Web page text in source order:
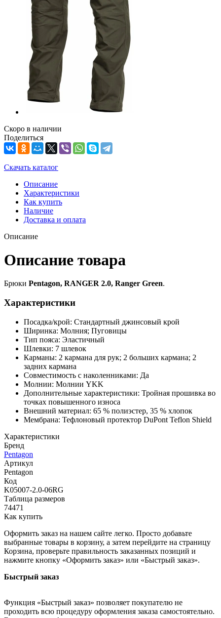
Скоро в наличии
Поделиться
Скачать каталог
Описание
Характеристики
Как купить
Наличие
Доставка и оплата
Описание
Описание товара
Брюки Pentagon, RANGER 2.0, Ranger Green.
Характеристики
Посадка/крой: Стандартный джинсовый крой
Ширинка: Молния; Пуговицы
Тип пояса: Эластичный
Шлевки: 7 шлевок
Карманы: 2 кармана для рук; 2 больших кармана; 2
задних кармана
Совместимость с наколенниками: Да
Молнии: Молнии YKK
Дополнительные характеристики: Тройная прошивка во
точках повышенного износа
Внешний материал: 65 % полиэстер, 35 % хлопок
Мембрана: Тефлоновый протектор DuPont Teflon Shield
Характеристики
Бренд
Pentagon
Артикул
Pentagon
Код
K05007-2.0-06RG
Таблица размеров
74471
Как купить
Оформить заказ на нашем сайте легко. Просто добавьте
выбранные товары в корзину, а затем перейдите на страницу
Корзина, проверьте правильность заказанных позиций и
нажмите кнопку «Оформить заказ» или «Быстрый заказ».
Быстрый заказ
Функция «Быстрый заказ» позволяет покупателю не
проходить всю процедуру оформления заказа самостоятельно.